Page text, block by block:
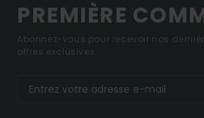
PREMIÈRE
Abonnez-vous pour recevoir nos
offres exclusives.